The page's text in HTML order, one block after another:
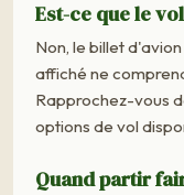
Est-ce que le
Non, le billet
affiché ne
Rapprochez-vous
options de vol
Quand partir